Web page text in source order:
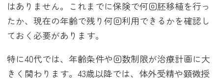
はありません。これまでに保険で何回胚移植を行っ
たか、現在の年齢で残り何回利用できるかを確認し
ておく必要があります。
特に40代では、年齢条件や回数制限が治療計画に大
きく関わります。43歳以降では、体外受精や顕微授